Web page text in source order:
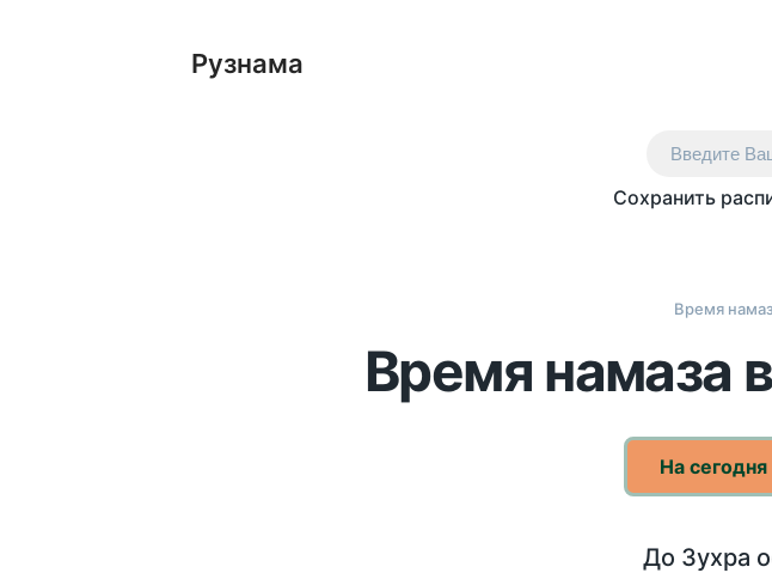
Рузнама
Введите
Сохранить
Время
Время намаза
На сегодня
До Зухра